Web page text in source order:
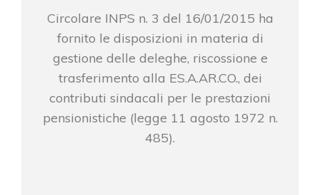
Circolare INPS n. 3 del 16/01/2015 ha
fornito le disposizioni in materia di
gestione delle deleghe, riscossione e
trasferimento alla ES.A.AR.CO., dei
contributi sindacali per le prestazioni
pensionistiche (legge 11 agosto 1972 n.
485).